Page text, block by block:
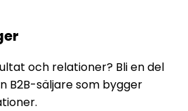
och relationer? Bli en del
B2B-säljare som bygger